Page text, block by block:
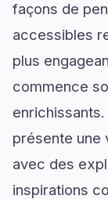
façons de
accessibles
plus
commence
présente une
avec des
inspirations